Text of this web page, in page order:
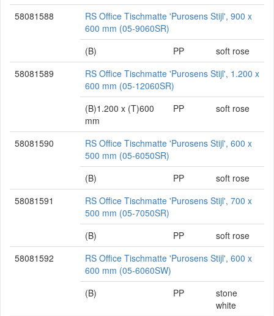
58081588
RS Office Tischmatte 'Purosens Stijl', 900 x
600 mm (05-9060SR)
(B)
PP
soft rose
58081589
RS Office Tischmatte 'Purosens Stijl', 1.200 x
600 mm (05-12060SR)
(B)1.200 x (T)600
mm
PP soft rose
58081590
RS Office Tischmatte 'Purosens Stijl', 600 x
500 mm (05-6050SR)
(B)
PP
soft rose
58081591
RS Office Tischmatte 'Purosens Stijl', 700 x
500 mm (05-7050SR)
(B)
PP
soft rose
58081592
RS Office Tischmatte 'Purosens Stijl', 600 x
600 mm (05-6060SW)
(B)
PP
stone
white